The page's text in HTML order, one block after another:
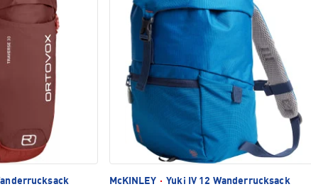
McKINLEY · Yuki IV 12 Wanderrucksack